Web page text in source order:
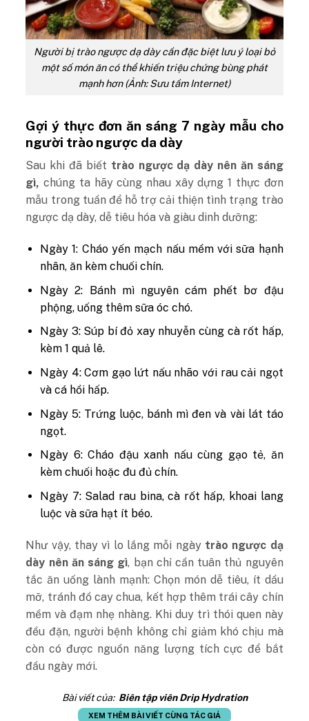
Người bị trào ngược dạ dày cần đặc biệt lưu ý loại bỏ
một số món ăn có thể khiến triệu chứng bùng phát
mạnh hơn (Ảnh: Sưu tầm Internet)
Gợi ý thực đơn ăn sáng 7 ngày mẫu cho
người trào ngược da dày
Sau khi đã biết trào ngược dạ dày nên ăn sáng
gì, chúng ta hãy cùng nhau xây dựng 1 thực đơn
mẫu trong tuần để hỗ trợ cải thiện tình trạng trào
ngược dạ dày, dễ tiêu hóa và giàu dinh dưỡng:
Ngày 1: Cháo yến mạch nấu mềm với sữa hạnh
nhân, ăn kèm chuối chín.
Ngày 2: Bánh mì nguyên cám phết bơ đậu
phộng, uống thêm sữa óc chó.
Ngày 3: Súp bí đỏ xay nhuyễn cùng cà rốt hấp,
kèm 1 quả lê.
Ngày 4: Cơm gạo lứt nấu nhão với rau cải ngọt
và cá hồi hấp.
Ngày 5: Trứng luộc, bánh mì đen và vài lát táo
ngọt.
Ngày 6: Cháo đậu xanh nấu cùng gạo tẻ, ăn
kèm chuối hoặc đu đủ chín.
Ngày 7: Salad rau bina, cà rốt hấp, khoai lang
luộc và sữa hạt ít béo.
Như vậy, thay vì lo lắng mỗi ngày trào ngược dạ
dày nên ăn sáng gì, bạn chỉ cần tuân thủ nguyên
tắc ăn uống lành mạnh: Chọn món dễ tiêu, ít dầu
mỡ, tránh đồ cay chua, kết hợp thêm trái cây chín
mềm và đạm nhẹ nhàng. Khi duy trì thói quen này
đều đặn, người bệnh không chỉ giảm khó chịu mà
còn có được nguồn năng lượng tích cực để bắt
đầu ngày mới.
Bài viết của: Biên tập viên Drip Hydration
XEM THÊM BÀI VIẾT CÙNG TÁC GIẢ